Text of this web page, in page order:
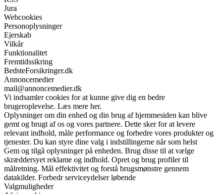
Jura
Webcookies
Personoplysninger
Ejerskab
Vilkår
Funktionalitet
Fremtidssikring
BedsteForsikringer.dk
Annoncemedier
mail@annoncemedier.dk
Vi indsamler cookies for at kunne give dig en bedre
brugeroplevelse. Læs mere her.
Oplysninger om din enhed og din brug af hjemmesiden kan blive
gemt og brugt af os og vores partnere. Dette sker for at levere
relevant indhold, måle performance og forbedre vores produkter og
tjenester. Du kan styre dine valg i indstillingerne når som helst
Gem og tilgå oplysninger på enheden. Brug disse til at vælge
skræddersyet reklame og indhold. Opret og brug profiler til
målretning. Mål effektivitet og forstå brugsmønstre gennem
datakilder. Forbedr serviceydelser løbende
Valgmuligheder